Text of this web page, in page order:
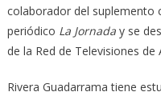
colaborador del suplemento
periódico La Jornada y se
de la Red de Televisiones de
Rivera Guadarrama tiene